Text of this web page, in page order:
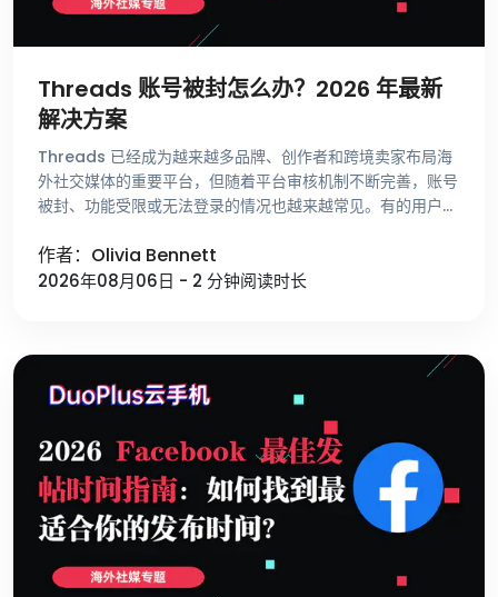
Threads 账号被封怎么办？2026 年最新
解决方案
Threads 已经成为越来越多品牌、创作者和跨境卖家布局海
外社交媒体的重要平台，但随着平台审核机制不断完善，账号
被封、功能受限或无法登录的情况也越来越常见。有的用户刚
法发帖，还有一些用 …
作者：Olivia Bennett
2026年08月06日 - 2 分钟阅读时长